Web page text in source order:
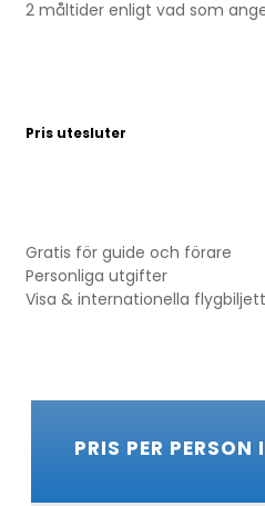
2 måltider enligt vad som
Pris utesluter
Gratis för guide och förare
Personliga utgifter
Visa & internationella
PRIS PER PERSON